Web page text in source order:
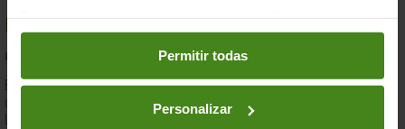
preferencias accediendo a nuestraPolítica de Cookieso
en los botones facilitados a continuación:
Permitir todas
Personalizar
desigualtat a Espanya
En el marc de la lluita contra la desigualtat, Oxfam Intermón ha
desenvolupat una eina d'anàlisi estructural de les causes de
la...